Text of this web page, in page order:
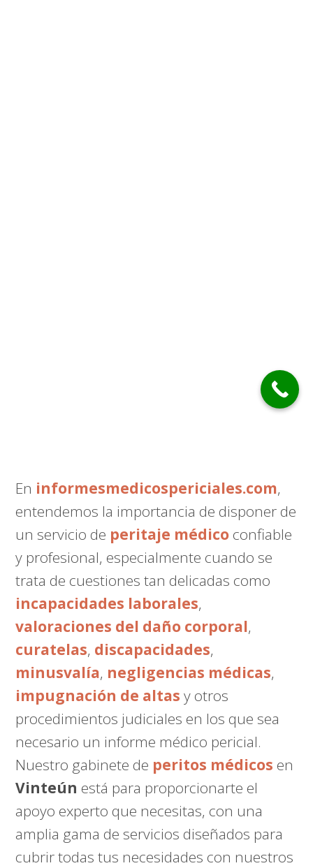
En informesmedicospericiales.com,
entendemos la importancia de disponer de
un servicio de peritaje médico confiable
y profesional, especialmente cuando se
trata de cuestiones tan delicadas como
incapacidades laborales,
valoraciones del daño corporal,
curatelas, discapacidades,
minusvalía, negligencias médicas,
impugnación de altas y otros
procedimientos judiciales en los que sea
necesario un informe médico pericial.
Nuestro gabinete de peritos médicos en
Vinteún está para proporcionarte el
apoyo experto que necesitas, con una
amplia gama de servicios diseñados para
cubrir todas tus necesidades con nuestros